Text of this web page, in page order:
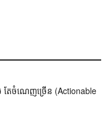
តែចំណេញច្រើន (Actionable